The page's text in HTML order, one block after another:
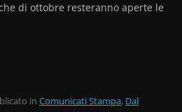
di ottobre resteranno aperte le
in Comunicati Stampa, Dal